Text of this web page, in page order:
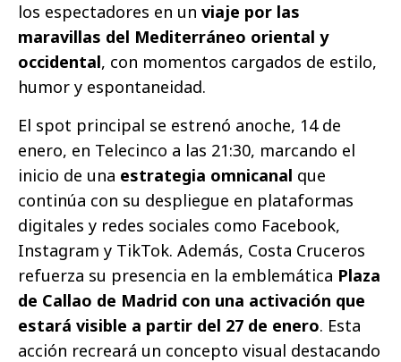
los espectadores en un viaje por las
maravillas del Mediterráneo oriental y
occidental, con momentos cargados de estilo,
humor y espontaneidad.
El spot principal se estrenó anoche, 14 de
enero, en Telecinco a las 21:30, marcando el
inicio de una estrategia omnicanal que
continúa con su despliegue en plataformas
digitales y redes sociales como Facebook,
Instagram y TikTok. Además, Costa Cruceros
refuerza su presencia en la emblemática Plaza
de Callao de Madrid con una activación que
estará visible a partir del 27 de enero. Esta
acción recreará un concepto visual destacando